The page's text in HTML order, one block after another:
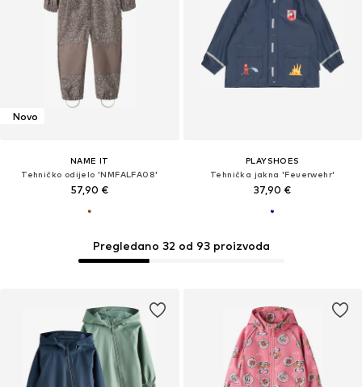
Novo
NAME IT
Tehničko odijelo 'NMFALFA08'
57,90 €
PLAYSHOES
Tehnička jakna 'Feuerwehr'
37,90 €
Pregledano 32 od 93 proizvoda